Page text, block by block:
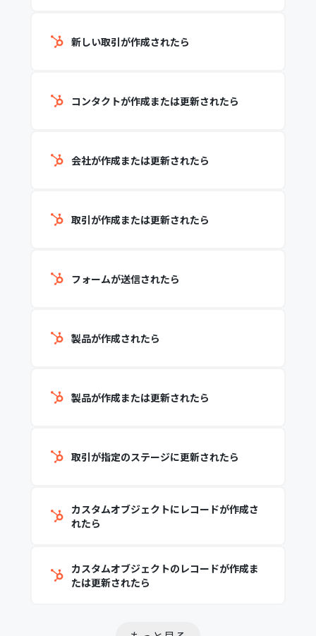
新しい取引が作成されたら
コンタクトが作成または更新されたら
会社が作成または更新されたら
取引が作成または更新されたら
フォームが送信されたら
製品が作成されたら
製品が作成または更新されたら
取引が指定のステージに更新されたら
カスタムオブジェクトにレコードが作成さ
れたら
カスタムオブジェクトのレコードが作成ま
たは更新されたら